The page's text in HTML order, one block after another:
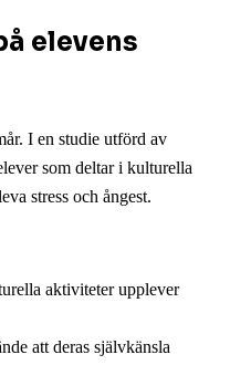
elevens
I en studie utförd av
som deltar i kulturella
stress och ångest.
aktiviteter upplever
att deras självkänsla